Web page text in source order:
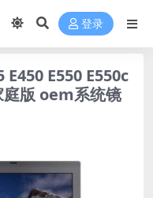
登录
E550 E550c
版 oem系统镜